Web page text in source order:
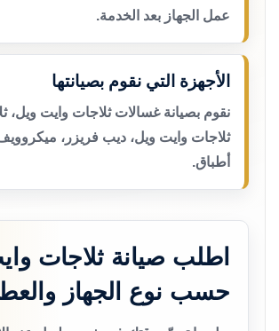
عمل الجهاز بعد الخدمة.
الأجهزة التي نقوم بصيانتها
نقوم بصيانة غسالات ثلاجات وايت ويل،
ثلاجات وايت ويل، ديب فريزر،
أطباق.
اطلب صيانة ثلاجات
حسب نوع الجهاز